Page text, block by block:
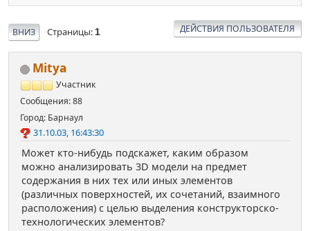
ВНИЗ Страницы 1 ДЕЙСТВИЯ ПОЛЬЗОВАТЕЛЯ
Mitya
Участник
Сообщения: 88
Город: Барнаул
31.10.03, 16:43:30
Может кто-нибудь подскажет, каким образом
можно анализировать 3D модели на предмет
содержания в них тех или иных элементов
(различных поверхностей, их сочетаний, взаимного
расположения) с целью выделения конструкторско-
технологических элементов?